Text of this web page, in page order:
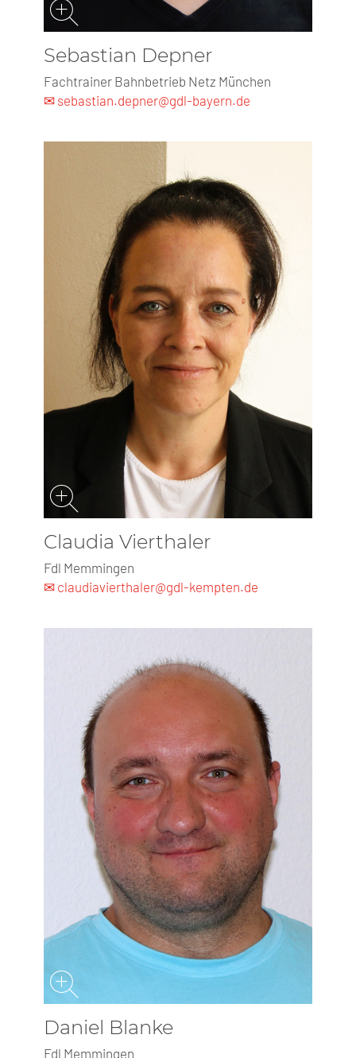
Sebastian Depner
Fachtrainer Bahnbetrieb Netz München
✉ sebastian.depner@gdl-bayern.de
Claudia Vierthaler
Fdl Memmingen
✉ claudiavierthaler@gdl-kempten.de
Daniel Blanke
Fdl Memmingen